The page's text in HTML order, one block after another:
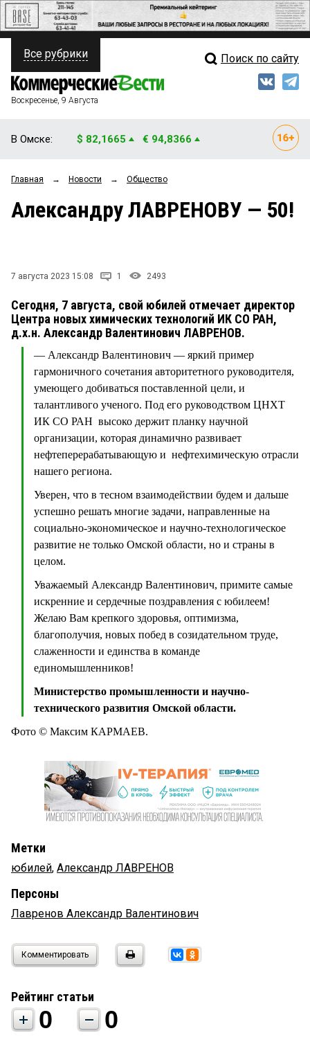
ПОЛИТИКА
ФИНАНСЫ
ОБЩЕСТВО
ЗАКОН
ПРОИСШЕСТВИЯ
СТИЛЬ ЖИЗНИ
Свежий выпуск
Рейтинги
Все рубрики Поиск по сайту
Воскресенье, 9 Августа
В Омске: $ 82,1665 € 94,8366
Главная → Новости → Общество
Александру ЛАВРЕНОВУ — 50!
7 августа 2023 15:08 1 2493
Сегодня, 7 августа, свой юбилей отмечает директор
Центра новых химических технологий ИК СО РАН,
д.х.н. Александр Валентинович ЛАВРЕНОВ.
— Александр Валентинович — яркий пример
гармоничного сочетания авторитетного руководителя,
умеющего добиваться поставленной цели, и
талантливого ученого. Под его руководством ЦНХТ
ИК СО РАН высоко держит планку научной
организации, которая динамично развивает
нефтеперерабатывающую и нефтехимическую отрасли
нашего региона.
Уверен, что в тесном взаимодействии будем и дальше
успешно решать многие задачи, направленные на
социально-экономическое и научно-технологическое
развитие не только Омской области, но и страны в
целом.
Уважаемый Александр Валентинович, примите самые
искренние и сердечные поздравления с юбилеем!
Желаю Вам крепкого здоровья, оптимизма,
благополучия, новых побед в созидательном труде,
слаженности и единства в команде
единомышленников!
Министерство промышленности и научно-
технического развития Омской области.
Фото © Максим КАРМАЕВ.
Метки
юбилей, Александр ЛАВРЕНОВ
Персоны
Лавренов Александр Валентинович
Комментировать
Рейтинг статьи
0 0